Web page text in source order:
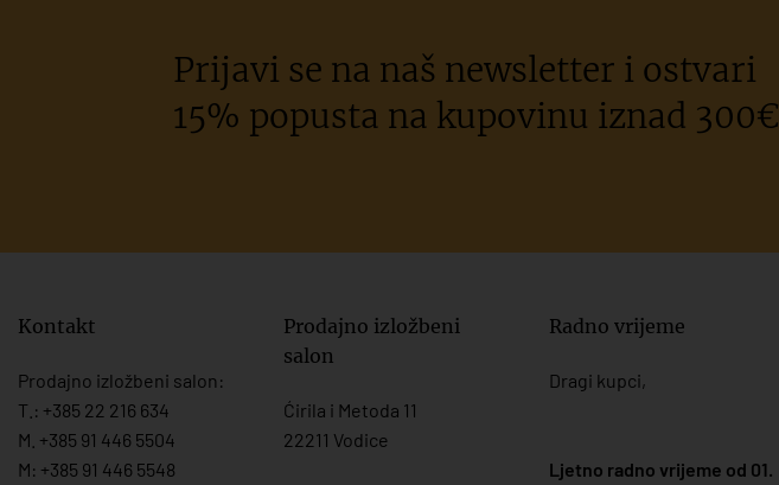
Prijavi se na naš newsletter i ostvari
15% popusta na kupovinu iznad 300€
Kontakt
Prodajno izložbeni salon:
T.: +385 22 216 634
M. +385 91 446 5504
M: +385 91 446 5548
Prodajno izložbeni
salon
Ćirila i Metoda 11
22211 Vodice
Radno vrijeme
Dragi kupci,
Ljetno radno vrijeme od 01.